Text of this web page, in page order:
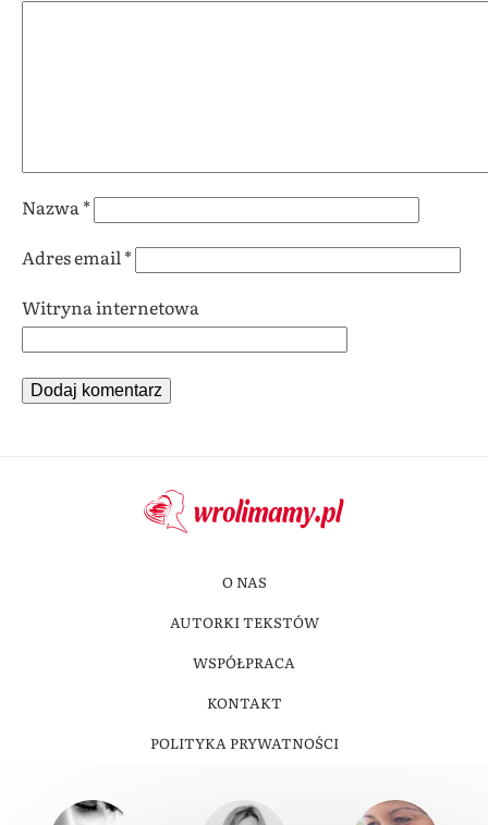
Nazwa*
Adres email*
Witryna internetowa
O NAS
AUTORKI TEKSTÓW
WSPÓŁPRACA
KONTAKT
POLITYKA PRYWATNOŚCI